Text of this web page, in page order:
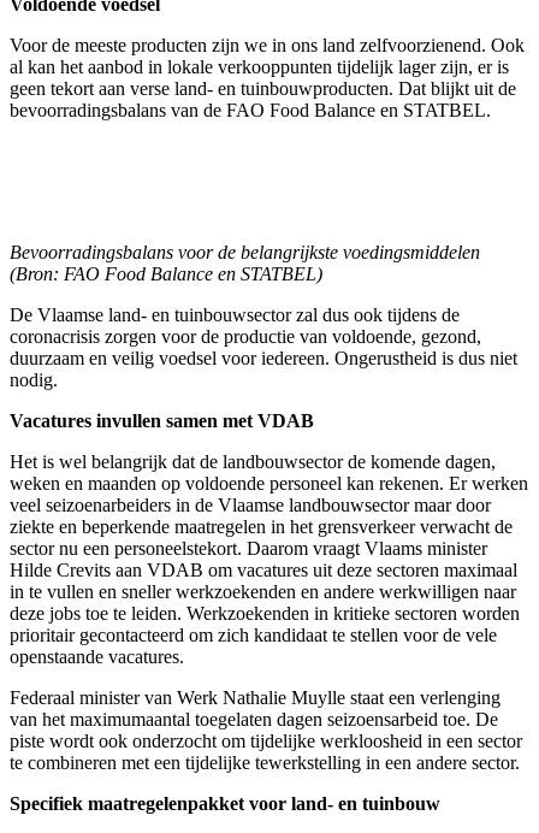
Voldoende voedsel
Voor de meeste producten zijn we in ons land zelfvoorzienend. Ook
al kan het aanbod in lokale verkooppunten tijdelijk lager zijn, er is
geen tekort aan verse land- en tuinbouwproducten. Dat blijkt uit de
bevoorradingsbalans van de FAO Food Balance en STATBEL.
Bevoorradingsbalans voor de belangrijkste voedingsmiddelen
(Bron: FAO Food Balance en STATBEL)
De Vlaamse land- en tuinbouwsector zal dus ook tijdens de
coronacrisis zorgen voor de productie van voldoende, gezond,
duurzaam en veilig voedsel voor iedereen. Ongerustheid is dus niet
nodig.
Vacatures invullen samen met VDAB
Het is wel belangrijk dat de landbouwsector de komende dagen,
weken en maanden op voldoende personeel kan rekenen. Er werken
veel seizoenarbeiders in de Vlaamse landbouwsector maar door
ziekte en beperkende maatregelen in het grensverkeer verwacht de
sector nu een personeelstekort. Daarom vraagt Vlaams minister
Hilde Crevits aan VDAB om vacatures uit deze sectoren maximaal
in te vullen en sneller werkzoekenden en andere werkwilligen naar
deze jobs toe te leiden. Werkzoekenden in kritieke sectoren worden
prioritair gecontacteerd om zich kandidaat te stellen voor de vele
openstaande vacatures.
Federaal minister van Werk Nathalie Muylle staat een verlenging
van het maximumaantal toegelaten dagen seizoensarbeid toe. De
piste wordt ook onderzocht om tijdelijke werkloosheid in een sector
te combineren met een tijdelijke tewerkstelling in een andere sector.
Specifiek maatregelenpakket voor land- en tuinbouw